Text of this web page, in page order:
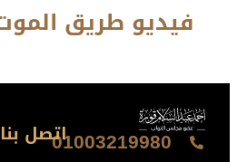
فيديو طريق
01003219980اتصل بنا